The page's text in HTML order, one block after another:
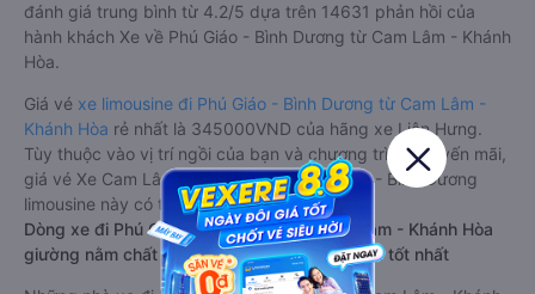
đánh giá trung bình từ 4.2/5 dựa trên 14631 phản hồi của
hành khách Xe về Phú Giáo - Bình Dương từ Cam Lâm - Khánh
Hòa.
Giá vé xe limousine đi Phú Giáo - Bình Dương từ Cam Lâm -
Khánh Hòa rẻ nhất là 345000VND của hãng xe Liên Hưng.
Tùy thuộc vào vị trí ngồi của bạn và chương trình khuyến mãi,
giá vé Xe Cam Lâm - Khánh Hòa đi Phú Giáo - Bình Dương
limousine này có thể sẽ rẻ hơn
Dòng xe đi Phú Giáo - Bình Dương từ Cam Lâm - Khánh Hòa
giường nằm chất lượng cao: Thoải mái, giá cả tốt nhất